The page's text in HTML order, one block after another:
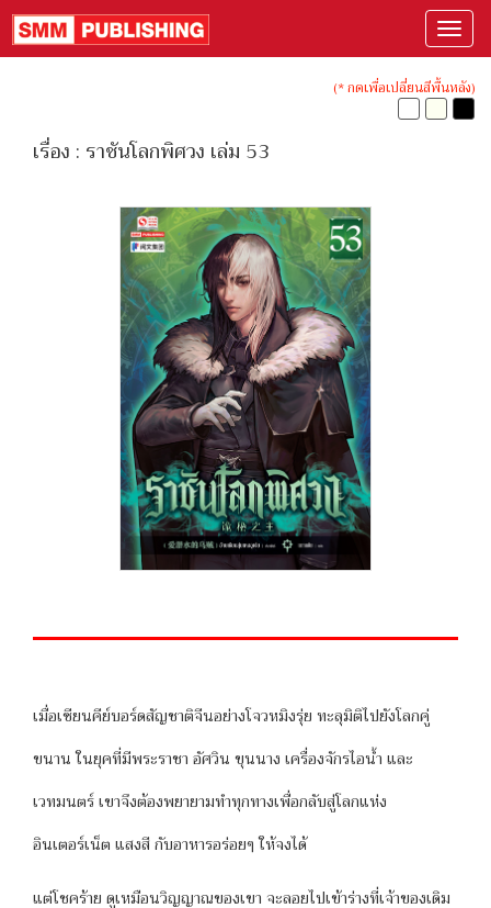
(* กดเพื่อเปลี่ยนสีพื้นหลัง)
เรื่อง : ราชันโลกพิศวง เล่ม 53
เมื่อเซียนคีย์บอร์ดสัญชาติจีนอย่างโจวหมิงรุ่ย ทะลุมิติไปยังโลกคู่
ขนาน ในยุคที่มีพระราชา อัศวิน ขุนนาง เครื่องจักรไอน้ำ และ
เวทมนตร์ เขาจึงต้องพยายามทำทุกทางเพื่อกลับสู่โลกแห่ง
อินเตอร์เน็ต แสงสี กับอาหารอร่อยๆ ให้จงได้
แต่โชคร้าย ดูเหมือนวิญญาณของเขา จะลอยไปเข้าร่างที่เจ้าของเดิม